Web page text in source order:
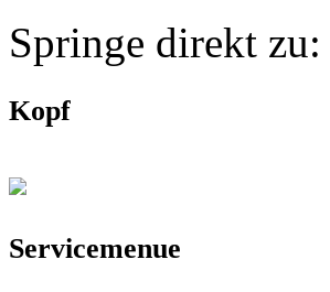
Springe direkt zu:
Kopf
Servicemenue